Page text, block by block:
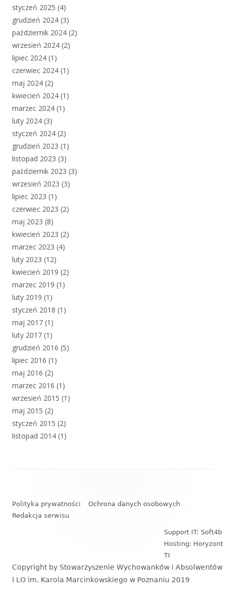
styczeń 2025 (4)
grudzień 2024 (3)
październik 2024 (2)
wrzesień 2024 (2)
lipiec 2024 (1)
czerwiec 2024 (1)
maj 2024 (2)
kwiecień 2024 (1)
marzec 2024 (1)
luty 2024 (3)
styczeń 2024 (2)
grudzień 2023 (1)
listopad 2023 (3)
październik 2023 (3)
wrzesień 2023 (3)
lipiec 2023 (1)
czerwiec 2023 (2)
maj 2023 (8)
kwiecień 2023 (2)
marzec 2023 (4)
luty 2023 (12)
kwiecień 2019 (2)
marzec 2019 (1)
luty 2019 (1)
styczeń 2018 (1)
maj 2017 (1)
luty 2017 (1)
grudzień 2016 (5)
lipiec 2016 (1)
maj 2016 (2)
marzec 2016 (1)
wrzesień 2015 (1)
maj 2015 (2)
styczeń 2015 (2)
listopad 2014 (1)
stopki
Polityka prywatności
Ochrona danych osobowych
Redakcja serwisu
Support IT: Soft4b
Hosting: Horyzont
TI
Copyright by Stowarzyszenie Wychowanków i Absolwentów
I LO im. Karola Marcinkowskiego w Poznaniu 2019